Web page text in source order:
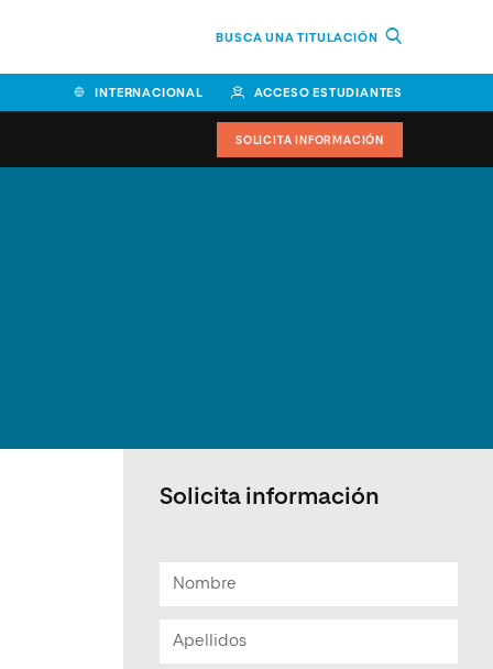
BUSCA UNA TITULACIÓN
INTERNACIONAL ACCESO ESTUDIANTES
y Tecnología (ESIT)
SOLICITA INFORMACIÓN
Solicita información